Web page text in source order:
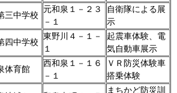
三中学校
元和泉１－２３
－１
自衛隊による展
示
四中学校
東野川４－１－
１
起震車体験、電
気自動車展示
体育館
西和泉１－１６
－１
ＶＲ防災体験車
搭乗体験
まちかど防災訓